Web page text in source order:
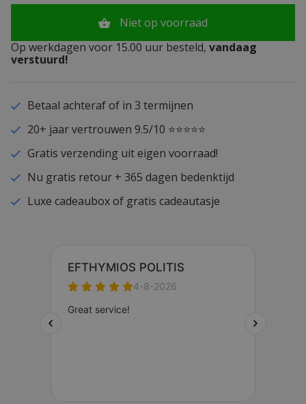
Niet op voorraad
Op werkdagen voor 15.00 uur besteld, vandaag
verstuurd!
Betaal achteraf of in 3 termijnen
20+ jaar vertrouwen 9.5/10 ⭐⭐⭐⭐⭐
Gratis verzending uit eigen voorraad!
Nu gratis retour + 365 dagen bedenktijd
Luxe cadeaubox of gratis cadeautasje